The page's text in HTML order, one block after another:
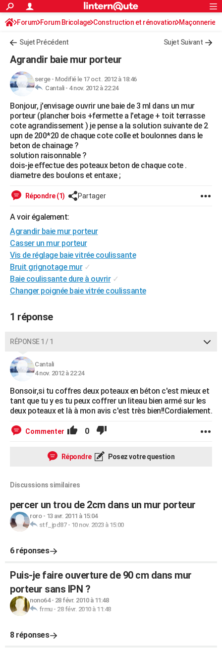
ACTUALITÉS
Politique
Société
Faits Divers
Education
Monde
Villes
+
FINANCE
Retraite
Impôts
Epargne
Immobilier
Risques naturels par ville
Banque
Assurance
Crédit
AUTO
Essais
Réserver un essai
Citadines
Berlines
SUV
Forum auto
+HIGH-TECH
Mobiles
Meilleur smartphone
Internet
Ordinateurs
Jeux vidéo
Guide high-tech
+BRICOLAGE
Forum
Aménagement intérieur
Extérieur
Cuisine
Salle de bains
Jardinage
Rangement
WEEK-END
Guides de France
Escapades
Patrimoine
Expositions
Musées
Week-end nature
LIFESTYLE
Art de vivre
Bien-être
Loisirs
Mode
Modes de vie
SANTE
VOYAGE
Destinations
City break
Voyage nature
Voyage de noces
Forum
Climat
+PHOTO
GUIDES D'ACHAT
BONS PLANS
CARTE DE VOEUX
Carte de Noël
Carte Bonne année
Carte Saint-Valentin
Carte Pâques
Carte d'anniversaire
DICTIONNAIRE
S'inscrire
Se connecter
Lycées
Collèges
Primaires
Universités
Entreprises
Service militaire
Avis de recherche
AVIS DE DÉCÈS
FORUM
Bricolage
Lifestyle
Culture
Sport
Auto
Television
Voyage
Cinema
Rechercher
S'inscrire
Connexion
Forum Forum Bricolage Construction et rénovation Maçonnerie
Sujet Précédent Sujet Suivant
Agrandir baie mur porteur
serge- Modifié le 17 oct. 2012 à 18:46
Cantali - 4 nov. 2012 à 22:24
Bonjour, j'envisage ouvrir une baie de 3 ml dans un mur
porteur (plancher bois +fermette a l'etage + toit terrasse
cote agrandissement ) je pense a la solution suivante de 2
upn de 200*20 de chaque cote colle et boulonnes dans le
beton de chainage ?
solution raisonnable ?
dois-je effectue des poteaux beton de chaque cote .
diametre des boulons et entaxe ;
Répondre (1) Partager
A voir également:
Agrandir baie mur porteur
Casser un mur porteur
Vis de réglage baie vitrée coulissante
Bruit grignotage mur ✓
Baie coulissante dure à ouvrir ✓
Changer poignée baie vitrée coulissante
1 réponse
RÉPONSE 1 / 1
Cantali
4 nov. 2012 à 22:24
Bonsoir,si tu coffres deux poteaux en béton c'est mieux et
tant que tu y es tu peux coffrer un liteau bien armé sur les
deux poteaux et là à mon avis c'est très bien!!Cordialement.
Commenter 0
Répondre Posez votre question
Discussions similaires
percer un trou de 2cm dans un mur porteur
roro- 13 avr. 2011 à 15:04
stf_jpd87- 10 nov. 2023 à 15:00
6 réponses
Puis-je faire ouverture de 90 cm dans mur
porteur sans IPN ?
nono64- 28 févr. 2010 à 11:48
frmu- 28 févr. 2010 à 11:48
8 réponses